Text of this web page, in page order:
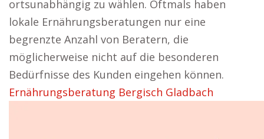
ortsunabhängig zu wählen. Oftmals haben
lokale Ernährungsberatungen nur eine
begrenzte Anzahl von Beratern, die
möglicherweise nicht auf die besonderen
Bedürfnisse des Kunden eingehen können.
Ernährungsberatung Bergisch Gladbach